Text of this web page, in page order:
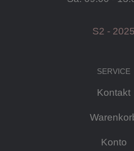
S2 - 2025
SERVICE
Kontakt
Konto